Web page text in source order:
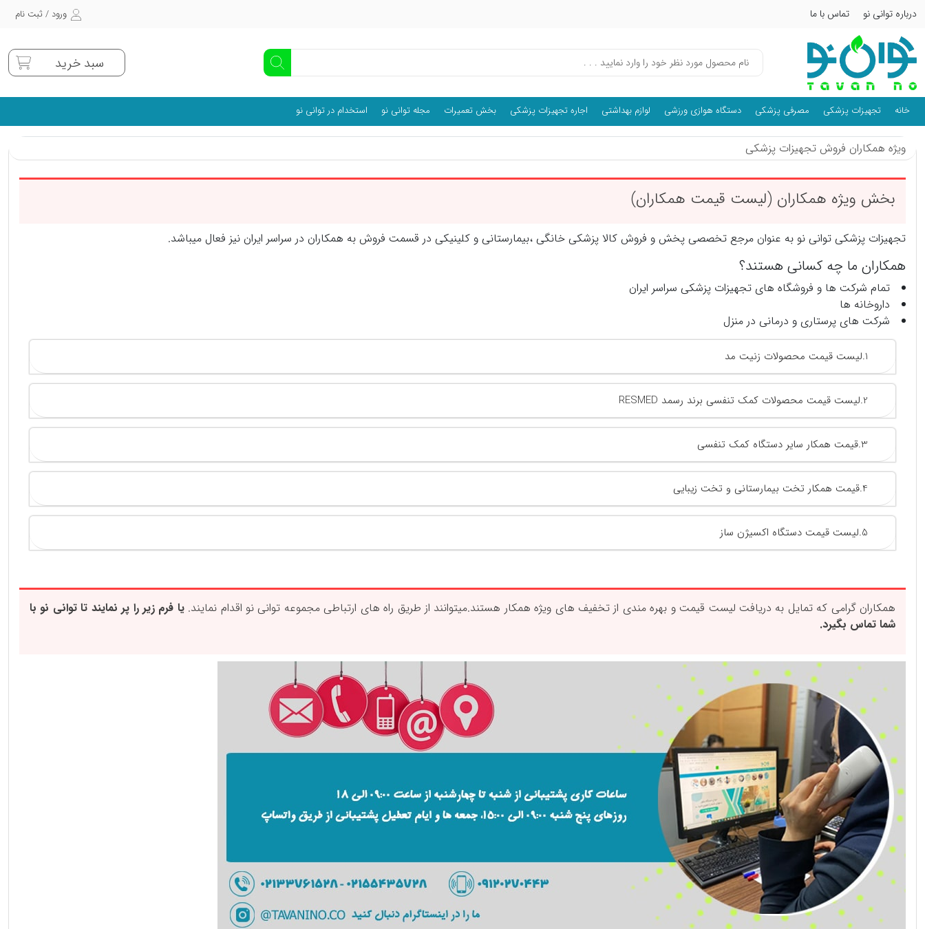
درباره توانی نو تماس با ما ورود / ثبت نام
سبد خرید
خانه تجهیزات پزشکی مصرفی پزشکی دستگاه هوازی ورزشی لوازم بهداشتی اجاره تجهیزات پزشکی بخش تعمیرات مجله توانی نو استخدام در توانی نو
ویژه همکاران فروش تجهیزات پزشکی
بخش ویژه همکاران (لیست قیمت همکاران)
تجهیزات پزشکی توانی نو به عنوان مرجع تخصصی پخش و فروش کالا پزشکی خانگی ،بیمارستانی و کلینیکی در قسمت فروش به همکاران در سراسر ایران نیز فعال میباشد.
همکاران ما چه کسانی هستند؟
تمام شرکت ها و فروشگاه های تجهیزات پزشکی سراسر ایران
داروخانه ها
شرکت های پرستاری و درمانی در منزل
1.لیست قیمت محصولات زنیت مد
2.لیست قیمت محصولات کمک تنفسی برند رسمد RESMED
3.قیمت همکار سایر دستگاه کمک تنفسی
4.قیمت همکار تخت بیمارستانی و تخت زیبایی
5.لیست قیمت دستگاه اکسیژن ساز
همکاران گرامی که تمایل به دریافت لیست قیمت و بهره مندی از تخفیف های ویژه همکار هستند.میتوانند از طریق راه های ارتباطی مجموعه توانی نو اقدام نمایند. یا فرم زیر را پر نمایند تا توانی نو با
شما تماس بگیرد.